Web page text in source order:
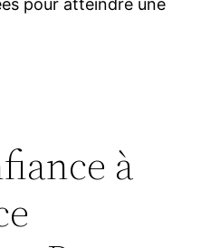
pour atteindre une
à